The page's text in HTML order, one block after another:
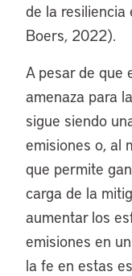
de la resiliencia
Boers, 2022).
A pesar de que
amenaza para
sigue siendo
emisiones o, al
que permite
carga de la
aumentar los
emisiones en
la fe en estas